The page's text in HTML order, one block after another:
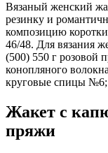
Вязаный женский
резинку и
композицию
46/48. Для вязания
(500) 550 г розовой
конопляного
круговые спицы
Жакет с
пряжи